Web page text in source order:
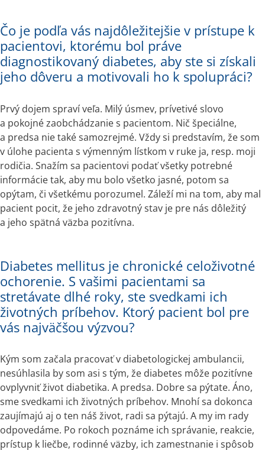
Čo je podľa vás najdôležitejšie v prístupe k
pacientovi, ktorému bol práve
diagnostikovaný diabetes, aby ste si získali
jeho dôveru a motivovali ho k spolupráci?
Prvý dojem spraví veľa. Milý úsmev, prívetivé slovo
a pokojné zaobchádzanie s pacientom. Nič špeciálne,
a predsa nie také samozrejmé. Vždy si predstavím, že som
v úlohe pacienta s výmenným lístkom v ruke ja, resp. moji
rodičia. Snažím sa pacientovi podať všetky potrebné
informácie tak, aby mu bolo všetko jasné, potom sa
opýtam, či všetkému porozumel. Záleží mi na tom, aby mal
pacient pocit, že jeho zdravotný stav je pre nás dôležitý
a jeho spätná väzba pozitívna.
Diabetes mellitus je chronické celoživotné
ochorenie. S vašimi pacientami sa
stretávate dlhé roky, ste svedkami ich
životných príbehov. Ktorý pacient bol pre
vás najväčšou výzvou?
Kým som začala pracovať v diabetologickej ambulancii,
nesúhlasila by som asi s tým, že diabetes môže pozitívne
ovplyvniť život diabetika. A predsa. Dobre sa pýtate. Áno,
sme svedkami ich životných príbehov. Mnohí sa dokonca
zaujímajú aj o ten náš život, radi sa pýtajú. A my im rady
odpovedáme. Po rokoch poznáme ich správanie, reakcie,
prístup k liečbe, rodinné väzby, ich zamestnanie i spôsob